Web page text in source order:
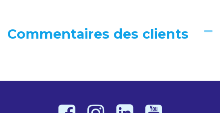
Commentaires des clients